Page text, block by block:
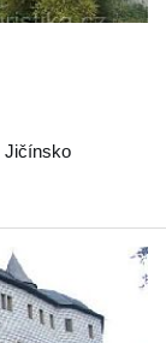
Jičínsko